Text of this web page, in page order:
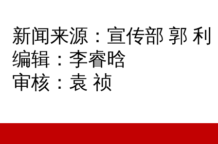
新闻来源：宣传部 郭 利
编辑：李睿晗
审核：袁 祯